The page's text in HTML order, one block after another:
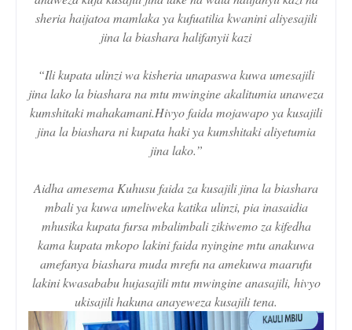
sheria haijatoa mamlaka ya kufuatilia kwanini aliyesajili
jina la biashara halifanyii kazi
“Ili kupata ulinzi wa kisheria unapaswa kuwa umesajili
jina lako la biashara na mtu mwingine akalitumia unaweza
kumshitaki mahakamani.Hivyo faida mojawapo ya kusajili
jina la biashara ni kupata haki ya kumshitaki aliyetumia
jina lako.”
Aidha amesema Kuhusu faida za kusajili jina la biashara
mbali ya kuwa umeliweka katika ulinzi, pia inasaidia
mhusika kupata fursa mbalimbali zikiwemo za kifedha
kama kupata mkopo lakini faida nyingine mtu anakuwa
amefanya biashara muda mrefu na amekuwa maarufu
lakini kwasababu hujasajili mtu mwingine anasajili, hivyo
ukisajili hakuna anayeweza kusajili tena.